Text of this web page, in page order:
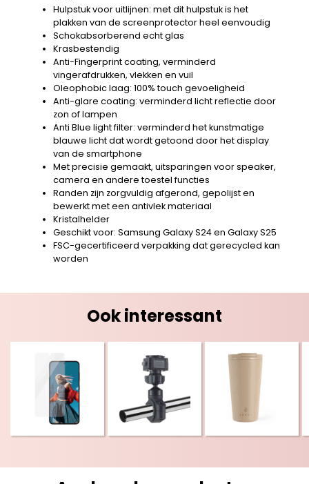
Hulpstuk voor uitlijnen: met dit hulpstuk is het
plakken van de screenprotector heel eenvoudig
Schokabsorberend echt glas
Krasbestendig
Anti-Fingerprint coating, verminderd
vingerafdrukken, vlekken en vuil
Oleophobic laag: 100% touch gevoeligheid
Anti-glare coating: verminderd licht reflectie door
zon of lampen
Anti Blue light filter: verminderd het kunstmatige
blauwe licht dat wordt getoond door het display
van de smartphone
Met precisie gemaakt, uitsparingen voor speaker,
camera en andere toestel functies
Randen zijn zorgvuldig afgerond, gepolijst en
bewerkt met een antivlek materiaal
Kristalhelder
Geschikt voor: Samsung Galaxy S24 en Galaxy S25
FSC-gecertificeerd verpakking dat gerecycled kan
worden
Ook interessant